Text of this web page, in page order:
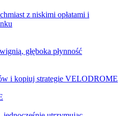
z niskimi opłatami i
głęboka płynność
i kopiuj strategie VELODROME